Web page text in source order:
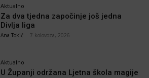
Aktualno
Za dva tjedna započinje još jedna
Divlja liga
Ana Tokić 7 kolovoza, 2026
Aktualno
U Županji održana Ljetna škola magije